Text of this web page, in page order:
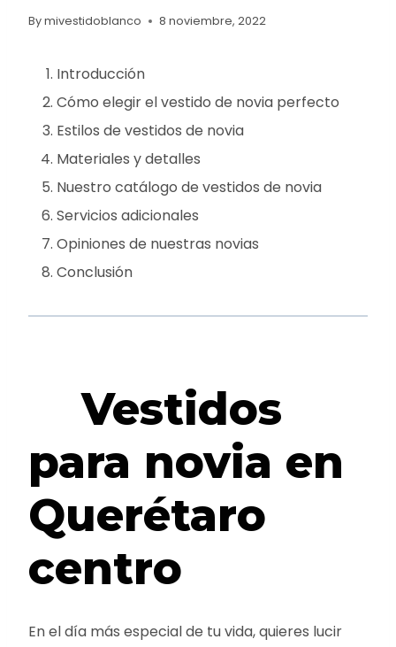
Bymivestidoblanco 8 noviembre, 2022
Introducción
Cómo elegir el vestido de novia perfecto
Estilos de vestidos de novia
Materiales y detalles
Nuestro catálogo de vestidos de novia
Servicios adicionales
Opiniones de nuestras novias
Conclusión
Vestidos
para novia en
Querétaro
centro
En el día más especial de tu vida, quieres lucir